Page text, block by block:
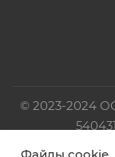
© 2023-2024